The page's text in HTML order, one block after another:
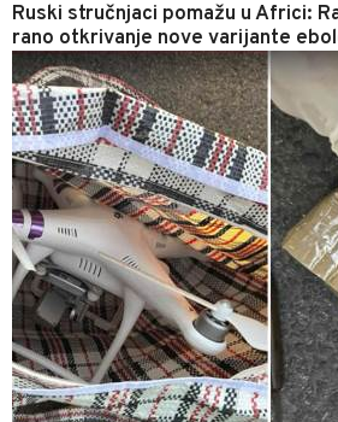
Ruski stručnjaci pomažu u Africi:
rano otkrivanje nove varijante